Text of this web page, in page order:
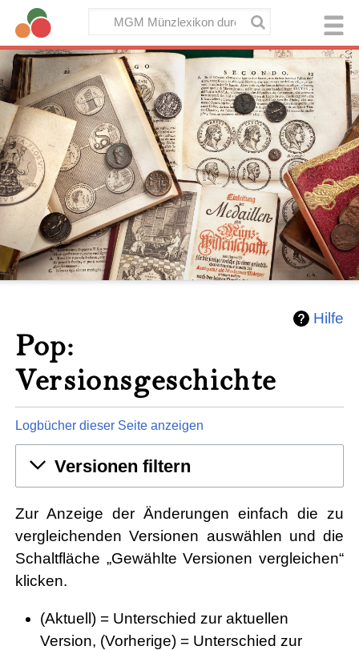
Hilfe
Pop:
Versionsgeschichte
Logbücher dieser Seite anzeigen
Versionen filtern
Zur Anzeige der Änderungen einfach die zu
vergleichenden Versionen auswählen und die
Schaltfläche „Gewählte Versionen vergleichen“
klicken.
(Aktuell) = Unterschied zur aktuellen
Version, (Vorherige) = Unterschied zur